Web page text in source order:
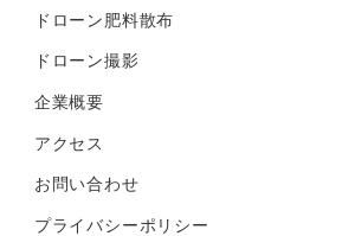
ドローン肥料散布
ドローン撮影
企業概要
アクセス
お問い合わせ
プライバシーポリシー